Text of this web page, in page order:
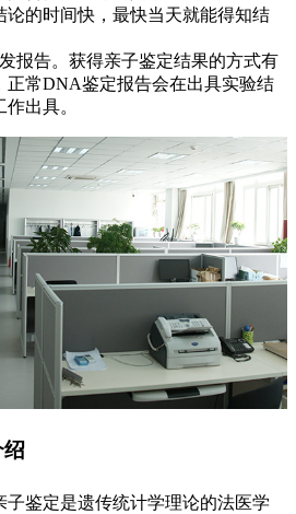
论的时间快，最快当天就能得知结
报告。获得亲子鉴定结果的方式有
正常DNA鉴定报告会在出具实验结
出具。
绍
子鉴定是遗传统计学理论的法医学